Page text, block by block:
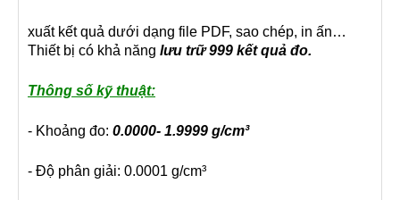
xuất kết quả dưới dạng file PDF, sao chép, in ấn…
Thiết bị có khả năng lưu trữ 999 kết quả đo.
Thông số kỹ thuật:
- Khoảng đo: 0.0000- 1.9999 g/cm³
- Độ phân giải: 0.0001 g/cm³